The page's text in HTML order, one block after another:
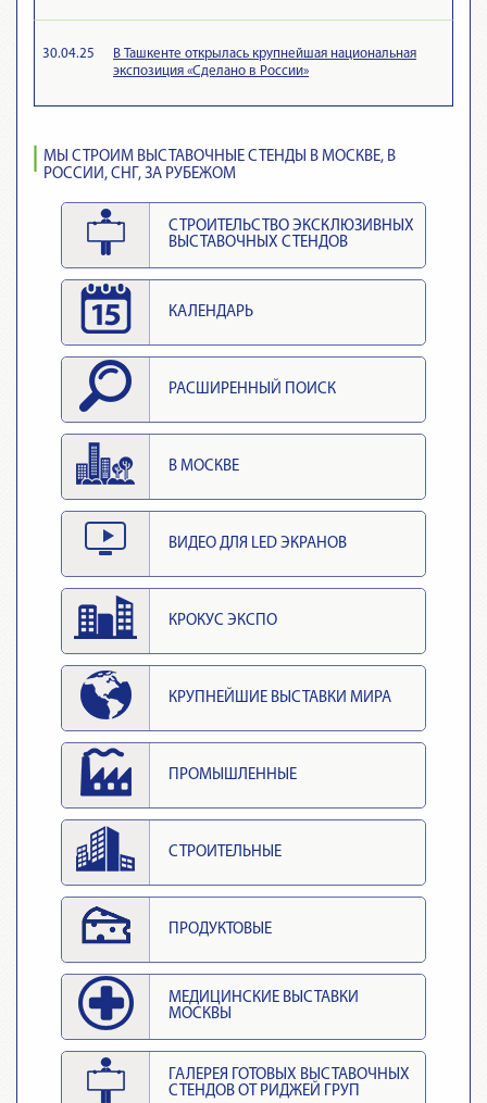
30.04.25
В Ташкенте открылась крупнейшая национальная
экспозиция «Сделано в России»
МЫ СТРОИМ ВЫСТАВОЧНЫЕ СТЕНДЫ В МОСКВЕ, В
РОССИИ, СНГ, ЗА РУБЕЖОМ
СТРОИТЕЛЬСТВО ЭКСКЛЮЗИВНЫХ
ВЫСТАВОЧНЫХ СТЕНДОВ
КАЛЕНДАРЬ
РАСШИРЕННЫЙ ПОИСК
В МОСКВЕ
ВИДЕО ДЛЯ LED ЭКРАНОВ
КРОКУС ЭКСПО
КРУПНЕЙШИЕ ВЫСТАВКИ МИРА
ПРОМЫШЛЕННЫЕ
СТРОИТЕЛЬНЫЕ
ПРОДУКТОВЫЕ
МЕДИЦИНСКИЕ ВЫСТАВКИ
МОСКВЫ
ГАЛЕРЕЯ ГОТОВЫХ ВЫСТАВОЧНЫХ
СТЕНДОВ ОТ РИДЖЕЙ ГРУП